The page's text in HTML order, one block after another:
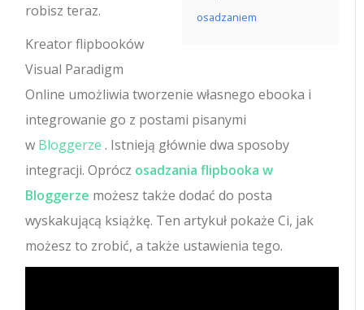
osadzaniem
robisz teraz.
Kreator flipbooków
Visual Paradigm
Online umożliwia tworzenie własnego ebooka i
integrowanie go z postami pisanymi
w Bloggerze . Istnieją głównie dwa sposoby
integracji. Oprócz osadzania flipbooka w
Bloggerze możesz także dodać do posta
wyskakującą książkę. Ten artykuł pokaże Ci, jak
możesz to zrobić, a także ustawienia tego.